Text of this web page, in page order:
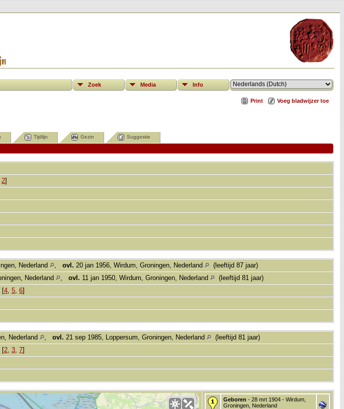
Zoek Media Info
Print Voeg bladwijzer toe
Tijdlijn Gezin Suggestie
2]
Nederland ovl. 20 jan 1956, Wirdum, Groningen, Nederland
(leeftijd 87 jaar)
Nederland ovl. 11 jan 1950, Wirdum, Groningen, Nederland
(leeftijd 81 jaar)
[4 5 6]
Nederland ovl. 21 sep 1985, Loppersum, Groningen, Nederland
(leeftijd 81 jaar)
[2 3 7]
Geboren - 28 mrt 1904 - Wirdum,
Groningen, Nederland